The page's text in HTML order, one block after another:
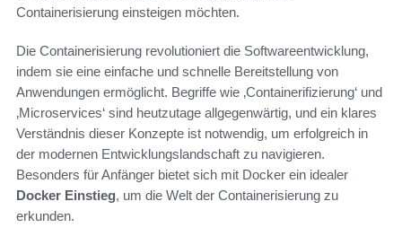
Containerisierung einsteigen möchten.
Die Containerisierung revolutioniert die Softwareentwicklung,
indem sie eine einfache und schnelle Bereitstellung von
Anwendungen ermöglicht. Begriffe wie ‚Containerifizierung‘ und
‚Microservices‘ sind heutzutage allgegenwärtig, und ein klares
Verständnis dieser Konzepte ist notwendig, um erfolgreich in
der modernen Entwicklungslandschaft zu navigieren.
Besonders für Anfänger bietet sich mit Docker ein idealer
Docker Einstieg, um die Welt der Containerisierung zu
erkunden.